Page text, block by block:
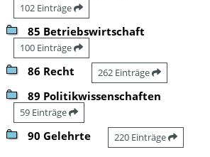
102 Einträge
85 Betriebswirtschaft
100 Einträge
86 Recht 262 Einträge
89 Politikwissenschaften
59 Einträge
90 Gelehrte 220 Einträge